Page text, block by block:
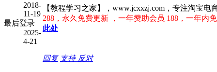
2018-
11-19
最后登录
2025-
4-21
【教程学习之家】，www.jcxxzj.com，专注淘宝
288，永久免费更新 ，一年赞助会员 188，一年内
此处
回复 支持 反对